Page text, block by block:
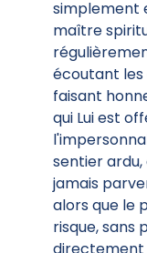
simplement
maître
écoutant les
faisant
qui Lui est
sentier ardu,
jamais
alors que le
risque, sans
directement